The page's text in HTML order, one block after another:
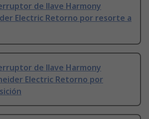
de llave Harmony
Electric Retorno por resorte a
de llave Harmony
Electric Retorno por